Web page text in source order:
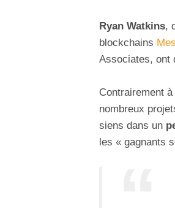
Ryan Watkins,
blockchains
Associates, ont
Contrairement
nombreux
siens dans un
les « gagnants